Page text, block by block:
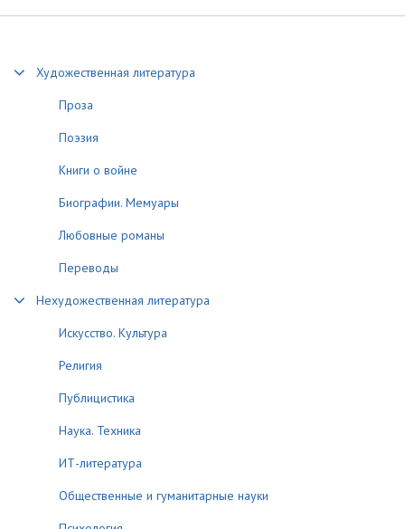
Художественная литература
Проза
Поэзия
Книги о войне
Биографии. Мемуары
Любовные романы
Переводы
Нехудожественная литература
Искусство. Культура
Религия
Публицистика
Наука. Техника
ИТ-литература
Общественные и гуманитарные науки